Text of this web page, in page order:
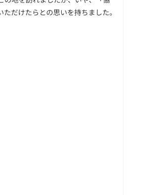
だけたらとの思いを持ちました。